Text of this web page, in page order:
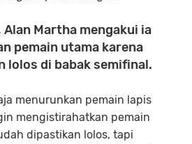
Martha mengakui ia
pemain utama karena
lolos di babak semifinal.
menurunkan pemain lapis
mengistirahatkan pemain
dipastikan lolos, tapi